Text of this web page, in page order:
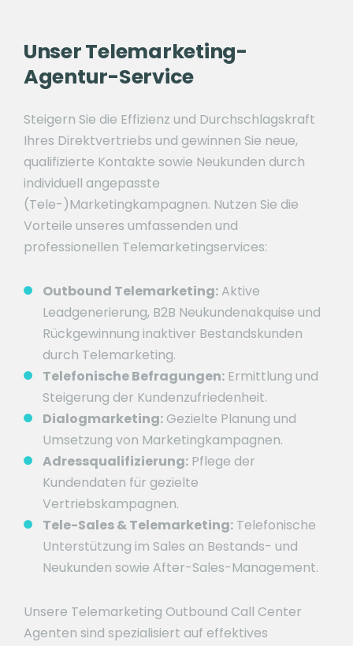
Unser Telemarketing-
Agentur-Service
Steigern Sie die Effizienz und Durchschlagskraft
Ihres Direktvertriebs und gewinnen Sie neue,
qualifizierte Kontakte sowie Neukunden durch
individuell angepasste
(Tele-)Marketingkampagnen. Nutzen Sie die
Vorteile unseres umfassenden und
professionellen Telemarketingservices:
Outbound Telemarketing: Aktive
Leadgenerierung, B2B Neukundenakquise und
Rückgewinnung inaktiver Bestandskunden
durch Telemarketing.
Telefonische Befragungen: Ermittlung und
Steigerung der Kundenzufriedenheit.
Dialogmarketing: Gezielte Planung und
Umsetzung von Marketingkampagnen.
Adressqualifizierung: Pflege der
Kundendaten für gezielte
Vertriebskampagnen.
Tele-Sales & Telemarketing: Telefonische
Unterstützung im Sales an Bestands- und
Neukunden sowie After-Sales-Management.
Unsere Telemarketing Outbound Call Center
Agenten sind spezialisiert auf effektives